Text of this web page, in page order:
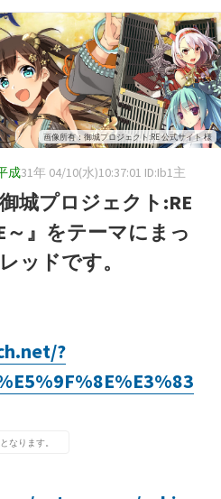
リ
ー
画像所有：御城プロジェクト:RE 公式サイト 様
成31年 04/10(水)10:37:01 ID:Ib1主
城プロジェクト:RE
～』をテーマにまっ
ッドです。
?
なります。